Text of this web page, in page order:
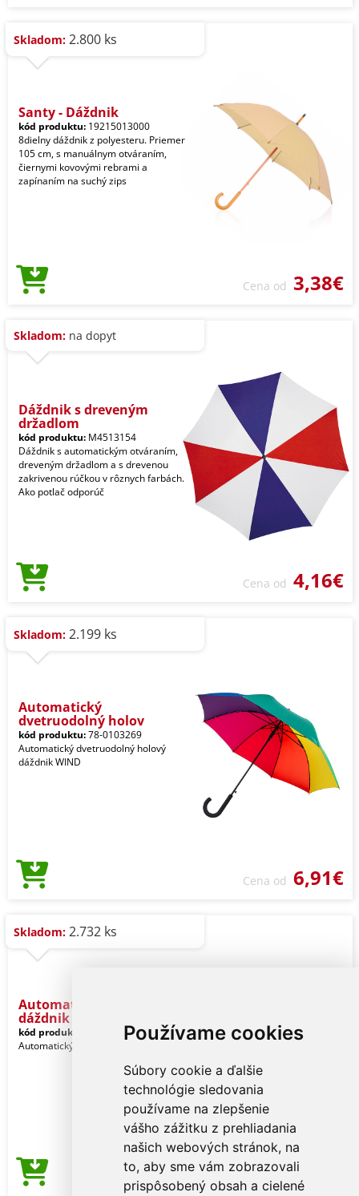
Používame cookies
Súbory cookie a ďalšie
technológie sledovania
používame na zlepšenie
vášho zážitku z prehliadania
našich webových stránok, na
to, aby sme vám zobrazovali
prispôsobený obsah a cielené
Skladom: 2.800 ks
Santy - Dáždnik
kód produktu: 19215013000
8dielny dáždnik z polyesteru. Priemer
105 cm, s manuálnym otváraním,
čiernymi kovovými rebrami a
zapínaním na suchý zips
Cena od 3,38€
Skladom: na dopyt
Dáždnik s dreveným
držadlom
kód produktu: M4513154
Dáždnik s automatickým otváraním,
dreveným držadlom a s drevenou
zakrivenou rúčkou v rôznych farbách.
Ako potlač odporúč
Cena od 4,16€
Skladom: 2.199 ks
Automatický
dvetruodolný holov
kód produktu:78-0103269
Automatický dvetruodolný holový
dáždnik WIND
Cena od 6,91€
Skladom: 2.732 ks
Automatický holový
dáždnik DIS
kód produktu:
78-0103015
Automatický holový dáždnik DISCO
Cena od 4,01€